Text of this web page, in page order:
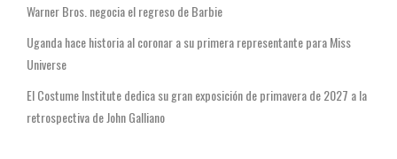
Warner Bros. negocia el regreso de Barbie
Uganda hace historia al coronar a su primera representante para Miss
Universe
El Costume Institute dedica su gran exposición de primavera de 2027 a la
retrospectiva de John Galliano